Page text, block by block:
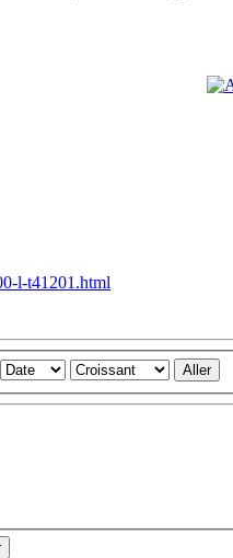
l-t41201.html